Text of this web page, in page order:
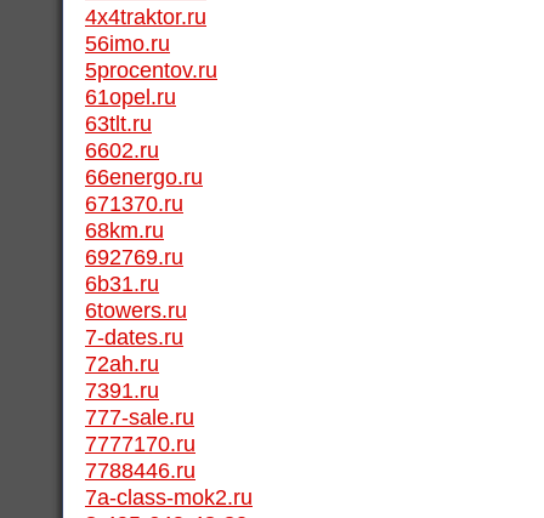
4x4traktor.ru
56imo.ru
5procentov.ru
61opel.ru
63tlt.ru
6602.ru
66energo.ru
671370.ru
68km.ru
692769.ru
6b31.ru
6towers.ru
7-dates.ru
72ah.ru
7391.ru
777-sale.ru
7777170.ru
7788446.ru
7a-class-mok2.ru